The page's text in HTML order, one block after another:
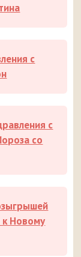
с
с
со
к Новому